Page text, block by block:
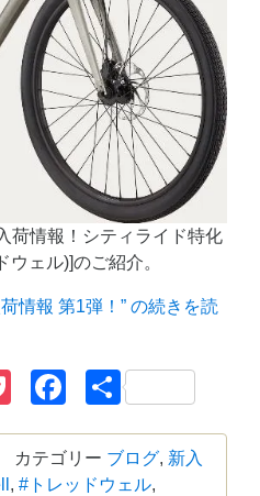
荷情報！シティライド特化
ェル)]のご紹介。
情報 第1弾！” の続きを読
PocketFacebook
共
カテゴリー ブログ, 新入
, #トレッドウェル,